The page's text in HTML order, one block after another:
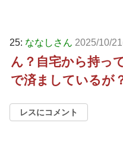
25: ななしさん 2025/10/
ん？自宅から持っ
で済ましているが
レスにコメント